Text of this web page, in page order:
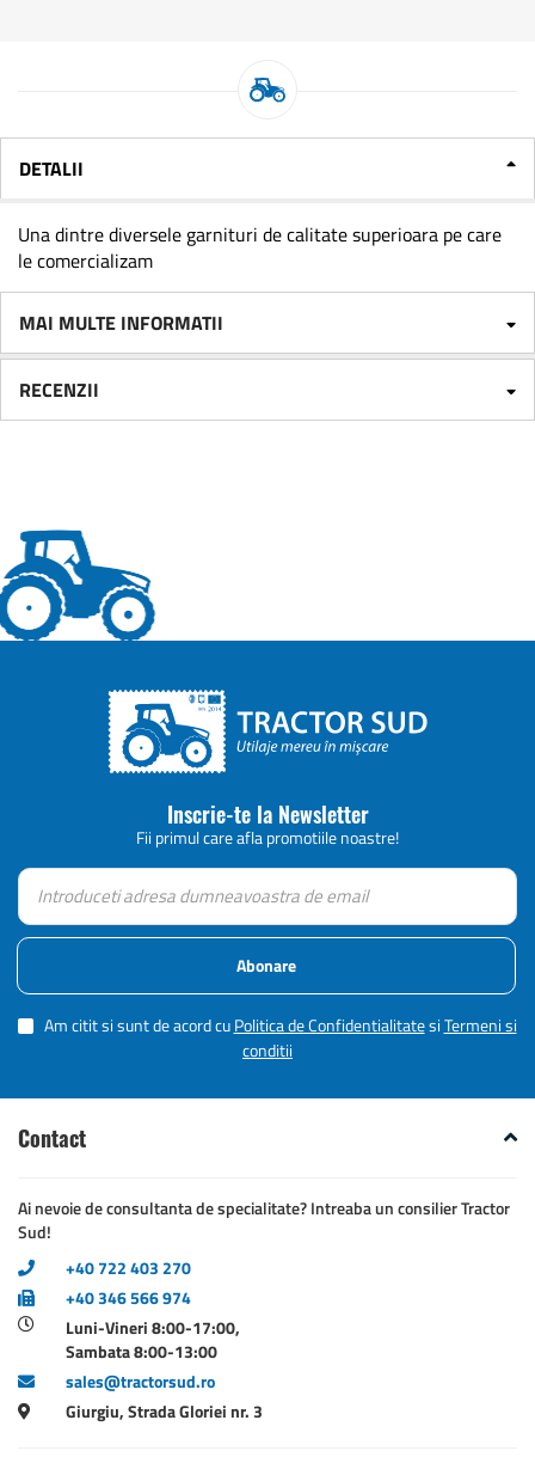
DETALII
Una dintre diversele garnituri de calitate superioara pe care
le comercializam
MAI MULTE INFORMATII
RECENZII
Inscrie-te la Newsletter
Fii primul care afla promotiile noastre!
Abonare
Am citit si sunt de acord cuPolitica de ConfidentialitatesiTermeni si
conditii
Contact
Ai nevoie de consultanta de specialitate? Intreaba un consilier Tractor
Sud!
+40 722 403 270
+40 346 566 974
Luni-Vineri 8:00-17:00,
Sambata 8:00-13:00
sales@tractorsud.ro
Giurgiu, Strada Gloriei nr. 3